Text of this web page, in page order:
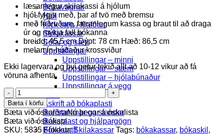
Bókavagnar
Hjól
Kick step / fílafótur
Skilakassar
Sófar og sæti
Uppstillingar
Uppstillingar – minni
Uppstillingar – stærri
Uppstillingar – hjólabúnaður
Uppstillingar á vegg
Áskrift að bókaplasti
Borðrammar og standar
Bókaplast og hjálpargögn
Bókastatíf
læsanlegur skilakassi á hjólum
hjól fylgja með, þar af tvö með bremsu
með fóðruðum, færanlegum kassa og braut til að draga
úr og mýkja fall bókanna
breidd: 45,5 cm Dýpt: 78 cm Hæð: 86,5 cm
melamín-húðaður krossviður
Ekki lagervara og því getur tekið allt að 10-12 vikur að fá
vöruna afhenta.
WR1
Skilakassi
á
hjólum
-
Bæta í körfu
Bæta við óskalistaNú þegar á óskalista
Bæta við óskalista
SKU: 5835 Flokkur:Skilakassar Tags: bókakassar, bókaskil ,